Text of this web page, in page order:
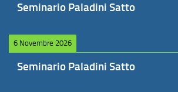
Seminario Paladini Satto
6 Novembre 2026
Seminario Paladini Satto